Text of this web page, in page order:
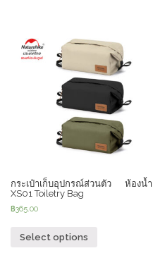
กระเป๋าเก็บอุปกรณ์ส่วนตัว ห้องน้ำ
XS01 Toiletry Bag
฿365.00
Select options